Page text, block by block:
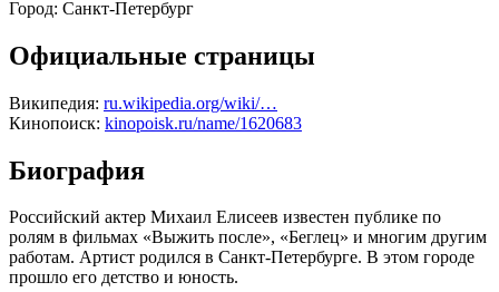
Город: Санкт-Петербург
Официальные страницы
Википедия: ru.wikipedia.org/wiki/…
Кинопоиск: kinopoisk.ru/name/1620683
Биография
Российский актер Михаил Елисеев известен публике по
ролям в фильмах «Выжить после», «Беглец» и многим другим
работам. Артист родился в Санкт-Петербурге. В этом городе
прошло его детство и юность.